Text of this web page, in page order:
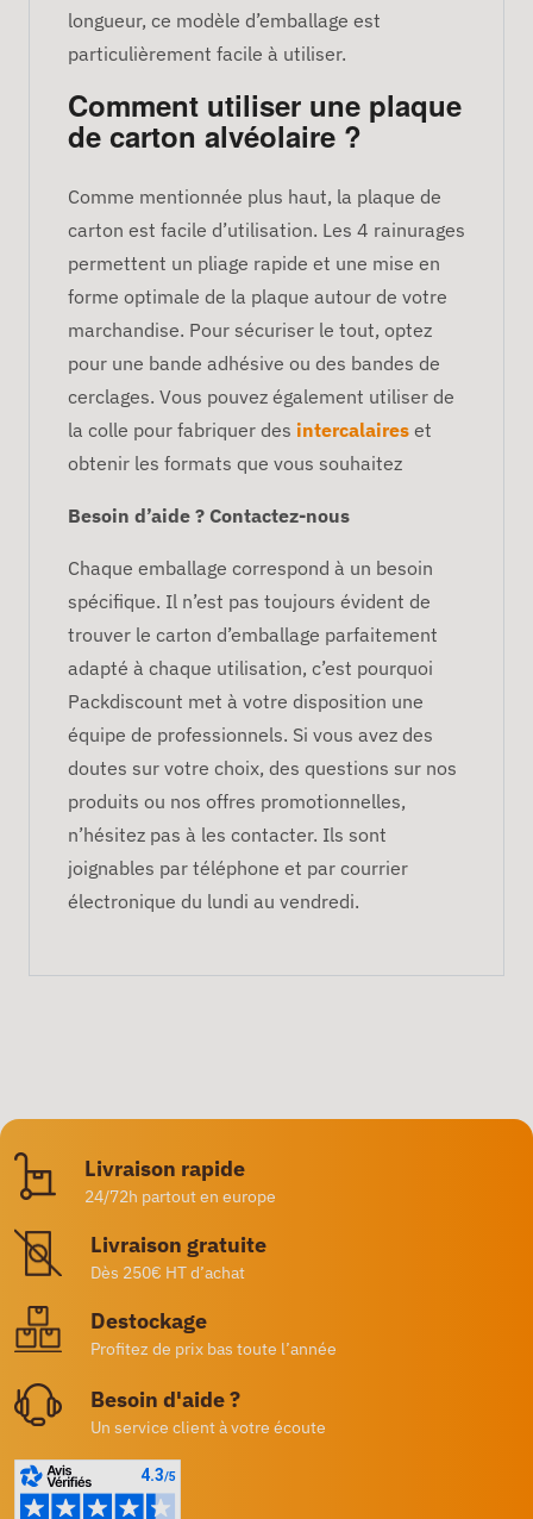
longueur, ce modèle d’emballage est
particulièrement facile à utiliser.
Comment utiliser une plaque
de carton alvéolaire ?
Comme mentionnée plus haut, la plaque de
carton est facile d’utilisation. Les 4 rainurages
permettent un pliage rapide et une mise en
forme optimale de la plaque autour de votre
marchandise. Pour sécuriser le tout, optez
pour une bande adhésive ou des bandes de
cerclages. Vous pouvez également utiliser de
la colle pour fabriquer des intercalaires et
obtenir les formats que vous souhaitez
Besoin d’aide ? Contactez-nous
Chaque emballage correspond à un besoin
spécifique. Il n’est pas toujours évident de
trouver le carton d’emballage parfaitement
adapté à chaque utilisation, c’est pourquoi
Packdiscount met à votre disposition une
équipe de professionnels. Si vous avez des
doutes sur votre choix, des questions sur nos
produits ou nos offres promotionnelles,
n’hésitez pas à les contacter. Ils sont
joignables par téléphone et par courrier
électronique du lundi au vendredi.
Livraison rapide
24/72h partout en europe
Livraison gratuite
Dès 250€ HT d’achat
Destockage
Profitez de prix bas toute l’année
Besoin d'aide ?
Un service client à votre écoute